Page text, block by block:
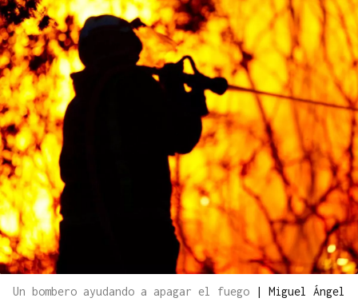
Un bombero ayudando a apagar el fuego | Miguel Ángel